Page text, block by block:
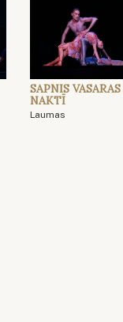
SAPNIS VASARAS
NAKTĪ
Laumas